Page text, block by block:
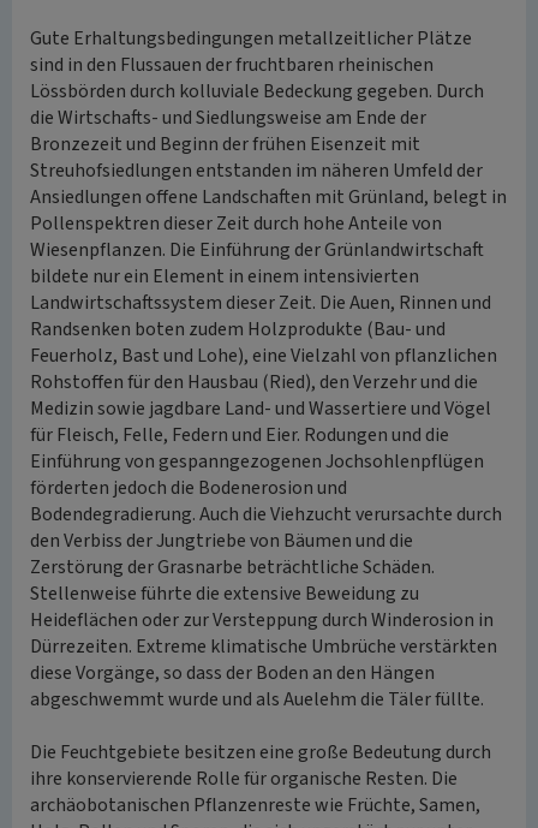
Gute Erhaltungsbedingungen metallzeitlicher Plätze
sind in den Flussauen der fruchtbaren rheinischen
Lössbörden durch kolluviale Bedeckung gegeben. Durch
die Wirtschafts- und Siedlungsweise am Ende der
Bronzezeit und Beginn der frühen Eisenzeit mit
Streuhofsiedlungen entstanden im näheren Umfeld der
Ansiedlungen offene Landschaften mit Grünland, belegt in
Pollenspektren dieser Zeit durch hohe Anteile von
Wiesenpflanzen. Die Einführung der Grünlandwirtschaft
bildete nur ein Element in einem intensivierten
Landwirtschaftssystem dieser Zeit. Die Auen, Rinnen und
Randsenken boten zudem Holzprodukte (Bau- und
Feuerholz, Bast und Lohe), eine Vielzahl von pflanzlichen
Rohstoffen für den Hausbau (Ried), den Verzehr und die
Medizin sowie jagdbare Land- und Wassertiere und Vögel
für Fleisch, Felle, Federn und Eier. Rodungen und die
Einführung von gespanngezogenen Jochsohlenpflügen
förderten jedoch die Bodenerosion und
Bodendegradierung. Auch die Viehzucht verursachte durch
den Verbiss der Jungtriebe von Bäumen und die
Zerstörung der Grasnarbe beträchtliche Schäden.
Stellenweise führte die extensive Beweidung zu
Heideflächen oder zur Versteppung durch Winderosion in
Dürrezeiten. Extreme klimatische Umbrüche verstärkten
diese Vorgänge, so dass der Boden an den Hängen
abgeschwemmt wurde und als Auelehm die Täler füllte.
Die Feuchtgebiete besitzen eine große Bedeutung durch
ihre konservierende Rolle für organische Resten. Die
archäobotanischen Pflanzenreste wie Früchte, Samen,